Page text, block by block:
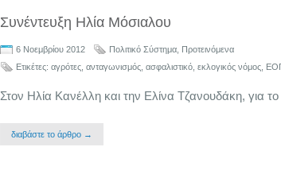
Συνέντευξη Ηλία Μόσιαλου
6 Νοεμβρίου 2012 Πολιτικό Σύστημα, Προτεινόμενα
Ετικέτες: αγρότες, ανταγωνισμός, ασφαλιστικό, εκλογικός νόμος,
Στον Ηλία Κανέλλη και την Ελίνα Τζανουδάκη, για
διαβάστε το άρθρο →